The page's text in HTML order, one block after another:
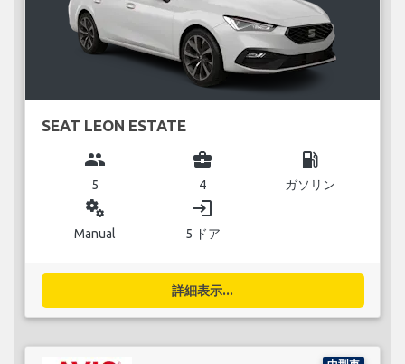
SEAT LEON ESTATE
group
5
business_center
4
local_gas_station
ガソリン
miscellaneous_services
Manual
login
5 ドア
詳細表示...